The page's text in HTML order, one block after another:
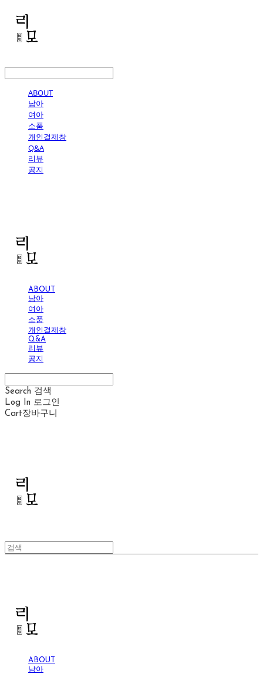
ABOUT
남아
여아
소품
개인결제창
Q&A
리뷰
공지
ABOUT
남아
여아
소품
개인결제창
Q&A
리뷰
공지
Search 검색
Log In 로그인
Cart장바구니
ABOUT
남아